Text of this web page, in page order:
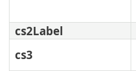
cs2Label
cs3